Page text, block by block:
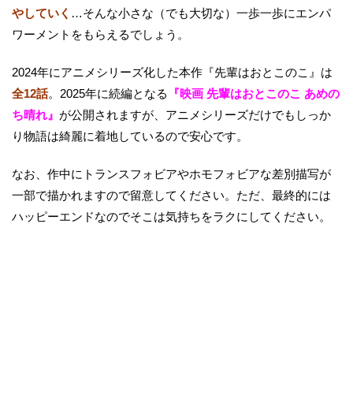
やしていく …そんな小さな（でも大切な）一歩一歩にエンパ
ワーメントをもらえるでしょう。
2024年にアニメシリーズ化した本作『先輩はおとこのこ』は
全12話。2025年に続編となる
『映画 先輩はおとこのこ あめの
ち晴れ』 が公開されますが、アニメシリーズだけでもしっか
り物語は綺麗に着地しているので安心です。
なお、作中にトランスフォビアやホモフォビアな差別描写が
一部で描かれますので留意してください。ただ、最終的には
ハッピーエンドなのでそこは気持ちをラクにしてください。